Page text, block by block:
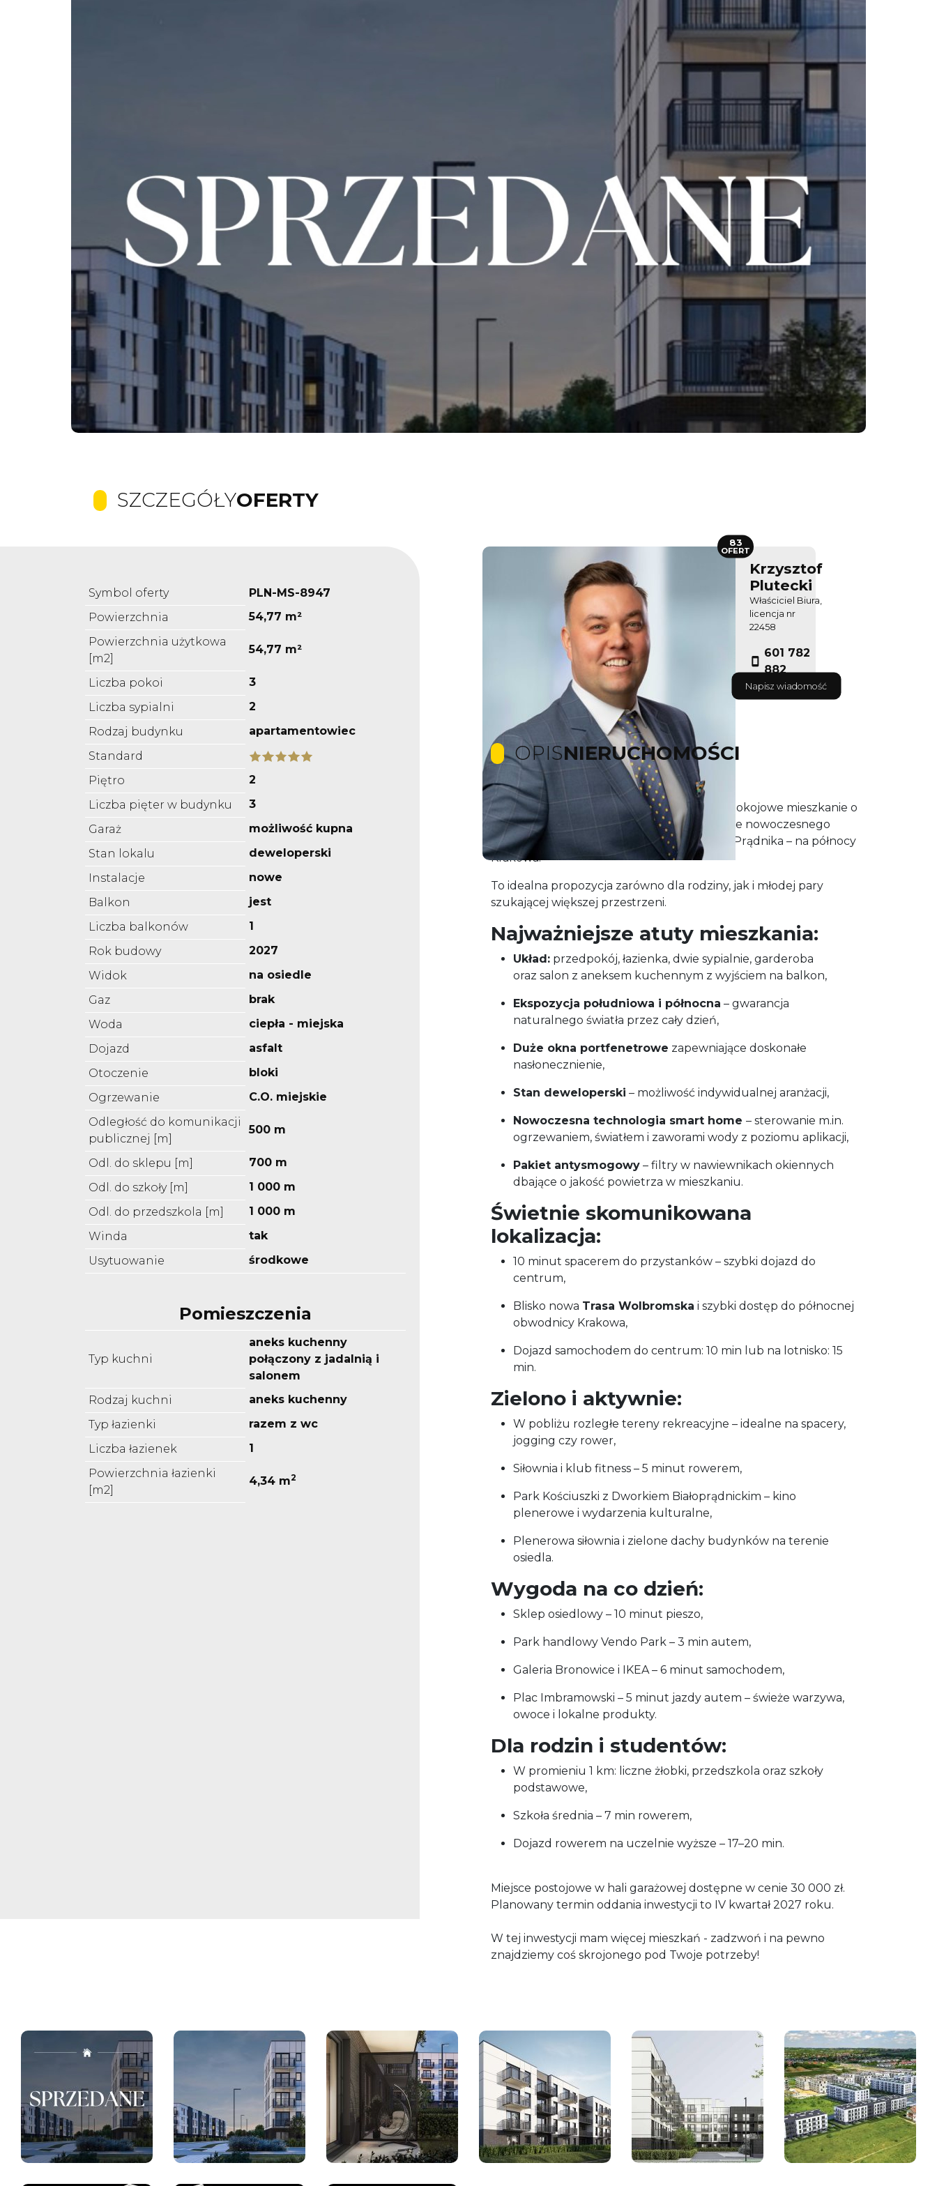
SZCZEGÓŁYOFERTY
Symbol oferty
PLN-MS-8947
Powierzchnia
54,77 m²
Powierzchnia użytkowa
[m2]
54,77 m²
Liczba pokoi
3
Liczba sypialni
2
Rodzaj budynku
apartamentowiec
Standard
Piętro
2
Liczba pięter w budynku
3
Garaż
możliwość kupna
Stan lokalu
deweloperski
Instalacje
nowe
Balkon
jest
Liczba balkonów
1
Rok budowy
2027
Widok
na osiedle
Gaz
brak
Woda
ciepła - miejska
Dojazd
asfalt
Otoczenie
bloki
Ogrzewanie
C.O. miejskie
Odległość do komunikacji
publicznej [m]
500 m
Odl. do sklepu [m]
700 m
Odl. do szkoły [m]
1 000 m
Odl. do przedszkola [m]
1 000 m
Winda
tak
Usytuowanie
środkowe
Pomieszczenia
Typ kuchni
aneks kuchenny
połączony z jadalnią i
salonem
Rodzaj kuchni
aneks kuchenny
Typ łazienki
razem z wc
Liczba łazienek
1
Powierzchnia łazienki
[m2]
4,34 m2
Krzysztof
Plutecki
Właściciel Biura,
licencja nr
22458
601 782
882
Napisz wiadomość
83
OFERT
OPISNIERUCHOMOŚCI
Na sprzedaż funkcjonalne i komfortowe 3-pokojowe mieszkanie o
powierzchni
54,77 m²
, położone na 2. piętrze nowoczesnego
budynku osiedla w zielonym rejonie Doliny Prądnika – na północy
Krakowa.
To idealna propozycja zarówno dla rodziny, jak i młodej pary
szukającej większej przestrzeni.
Najważniejsze atuty mieszkania:
Układ: przedpokój, łazienka, dwie sypialnie, garderoba
oraz salon z aneksem kuchennym z wyjściem na balkon,
Ekspozycja południowa i północna – gwarancja
naturalnego światła przez cały dzień,
Duże okna portfenetrowe zapewniające doskonałe
nasłonecznienie,
Stan deweloperski – możliwość indywidualnej aranżacji,
Nowoczesna technologia smart home – sterowanie m.in.
ogrzewaniem, światłem i zaworami wody z poziomu aplikacji,
Pakiet antysmogowy – filtry w nawiewnikach okiennych
dbające o jakość powietrza w mieszkaniu.
Świetnie skomunikowana
lokalizacja:
10 minut spacerem do przystanków – szybki dojazd do
centrum,
Blisko nowa Trasa Wolbromska i szybki dostęp do północnej
obwodnicy Krakowa,
Dojazd samochodem do centrum: 10 min lub na lotnisko: 15
min.
Zielono i aktywnie:
W pobliżu rozległe tereny rekreacyjne – idealne na spacery,
jogging czy rower,
Siłownia i klub fitness – 5 minut rowerem,
Park Kościuszki z Dworkiem Białoprądnickim – kino
plenerowe i wydarzenia kulturalne,
Plenerowa siłownia i zielone dachy budynków na terenie
osiedla.
Wygoda na co dzień:
Sklep osiedlowy – 10 minut pieszo,
Park handlowy Vendo Park – 3 min autem,
Galeria Bronowice i IKEA – 6 minut samochodem,
Plac Imbramowski – 5 minut jazdy autem – świeże warzywa,
owoce i lokalne produkty.
Dla rodzin i studentów:
W promieniu 1 km: liczne żłobki, przedszkola oraz szkoły
podstawowe,
Szkoła średnia – 7 min rowerem,
Dojazd rowerem na uczelnie wyższe – 17–20 min.
Miejsce postojowe w hali garażowej dostępne w cenie 30 000 zł.
Planowany termin oddania inwestycji to IV kwartał 2027 roku.
W tej inwestycji mam więcej mieszkań - zadzwoń i na pewno
znajdziemy coś skrojonego pod Twoje potrzeby!